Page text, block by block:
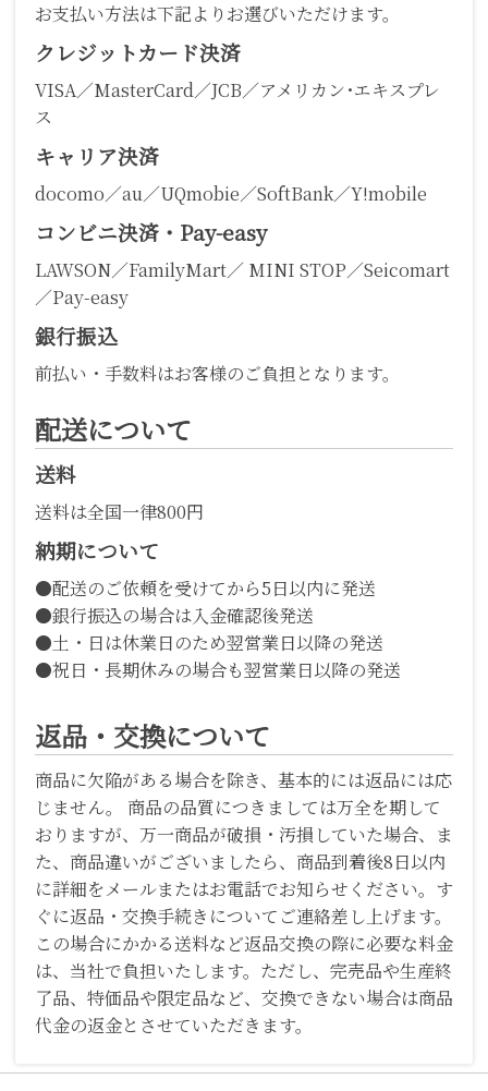
お支払い方法は下記よりお選びいただけます。
クレジットカード決済
VISA／MasterCard／JCB／アメリカン･エキスプレ
ス
キャリア決済
docomo／au／UQmobie／SoftBank／Y!mobile
コンビニ決済・Pay-easy
LAWSON／FamilyMart／ MINI STOP／Seicomart
／Pay-easy
銀行振込
前払い・手数料はお客様のご負担となります。
配送について
送料
送料は全国一律800円
納期について
●配送のご依頼を受けてから5日以内に発送
●銀行振込の場合は入金確認後発送
●土・日は休業日のため翌営業日以降の発送
●祝日・長期休みの場合も翌営業日以降の発送
返品・交換について
商品に欠陥がある場合を除き、基本的には返品には応
じません。 商品の品質につきましては万全を期して
おりますが、万一商品が破損・汚損していた場合、ま
た、商品違いがございましたら、商品到着後8日以内
に詳細をメールまたはお電話でお知らせください。す
ぐに返品・交換手続きについてご連絡差し上げます。
この場合にかかる送料など返品交換の際に必要な料金
は、当社で負担いたします。ただし、完売品や生産終
了品、特価品や限定品など、交換できない場合は商品
代金の返金とさせていただきます。